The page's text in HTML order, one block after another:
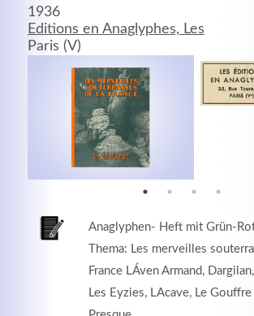
1936
Editions en Anaglyphes, Les
Paris (V)
Anaglyphen- Heft mit Grün-
Thema: Les merveilles
France LÁven Armand,
Les Eyzies, LAcave, Le Gouffre
MEHR INFOS
Good Service
Lorem ipsum dolor sit amet,